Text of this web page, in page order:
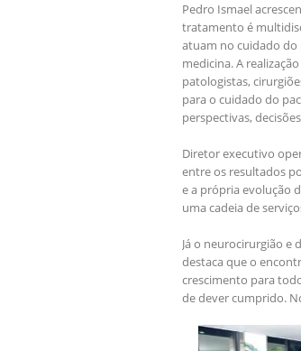
Pedro Ismael
tratamento é
atuam no cuidado do
medicina. A
patologistas,
para o cuidado do
perspectivas,
Diretor executivo
entre os resultados
e a própria evolução
uma cadeia de
Já o neurocirurgião e
destaca que o
crescimento para
de dever cumprido.